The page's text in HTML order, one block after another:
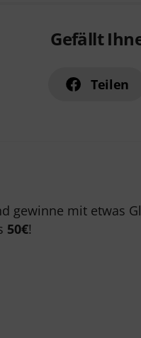
Gefällt
Teilen
gewinne mit etwas
50€!